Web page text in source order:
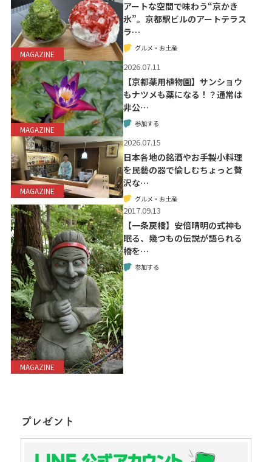
MAGAZINE
アートな空間で味わう“京かき
氷”。京都駅ビルのアートテラス
ラ…
グルメ・お土産
MAGAZINE
2026.07.11
【京都薬用植物園】サンショウ
もナツメも薬になる！？通常は
非公…
参加する
MAGAZINE
2026.07.15
日本各地の銘酒やお手製小料理
を民藝の器で愉しむちょっと贅
沢な…
グルメ・お土産
MAGAZINE
2017.09.13
【一条戻橋】安倍晴明の式神も
眠る、幾つもの伝説が語られる
橋を…
参加する
プレゼント